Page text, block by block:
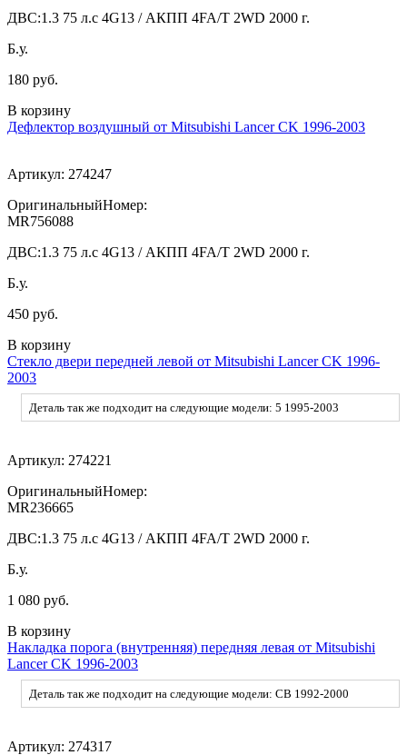
ДВС:1.3 75 л.с 4G13 / АКПП 4FA/T 2WD 2000 г.
Б.у.
180 руб.
В корзину
Дефлектор воздушный от Mitsubishi Lancer CK 1996-2003
Артикул: 274247
ОригинальныйНомер:
MR756088
ДВС:1.3 75 л.с 4G13 / АКПП 4FA/T 2WD 2000 г.
Б.у.
450 руб.
В корзину
Стекло двери передней левой от Mitsubishi Lancer CK 1996-
2003
Деталь так же подходит на следующие модели: 5 1995-2003
Артикул: 274221
ОригинальныйНомер:
MR236665
ДВС:1.3 75 л.с 4G13 / АКПП 4FA/T 2WD 2000 г.
Б.у.
1 080 руб.
В корзину
Накладка порога (внутренняя) передняя левая от Mitsubishi
Lancer CK 1996-2003
Деталь так же подходит на следующие модели: CB 1992-2000
Артикул: 274317